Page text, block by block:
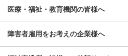
医療・福祉・教育機関の皆様へ
障害者雇用をお考えの企業様へ